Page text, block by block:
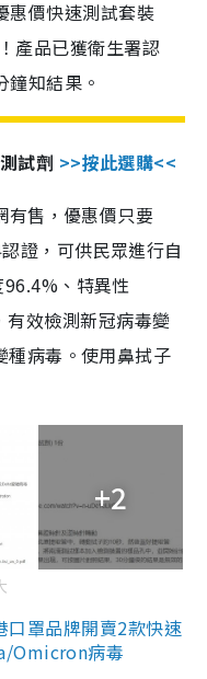
惠價快速測試套裝
產品已獲衛生署認
知結果。
試劑 >>按此選購<<
有售，優惠價只要
證，可供民眾進行自
、特異性
效檢測新冠病毒變
病毒。使用鼻拭子
+2
口罩品牌開賣2款快速
Omicron病毒